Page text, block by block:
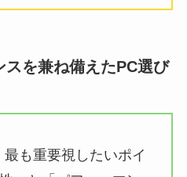
を兼ね備えたPC選び
も重要視したいポイ